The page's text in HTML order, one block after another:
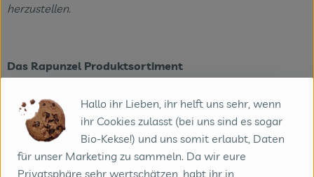
herzustellen.
Das Rapunzel Produktsortiment
Trockenfrüchte und Müsli. Inzwischen umfasst das
Sortiment ca. 550 Produkte. Zusätzlich zählen heute
Erzeugnisse wie Teigwaren, Speiseöle, Schokoladen und
Kaffee zum Kernsortiment. Die Hälfte dieser Produkte wird
Hallo ihr Lieben, ihr helft uns sehr, wenn
ihr Cookies zulasst (bei uns sind es sogar
Bio-Kekse!) und uns somit erlaubt, Daten
für unser Marketing zu sammeln. Da wir eure
Privatsphäre sehr wertschätzen, habt ihr in